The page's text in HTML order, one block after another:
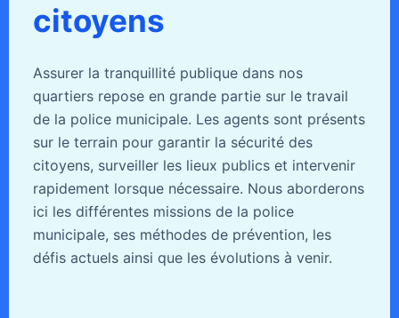
citoyens
Assurer la tranquillité publique dans nos
quartiers repose en grande partie sur le travail
de la police municipale. Les agents sont présents
sur le terrain pour garantir la sécurité des
citoyens, surveiller les lieux publics et intervenir
rapidement lorsque nécessaire. Nous aborderons
ici les différentes missions de la police
municipale, ses méthodes de prévention, les
défis actuels ainsi que les évolutions à venir.